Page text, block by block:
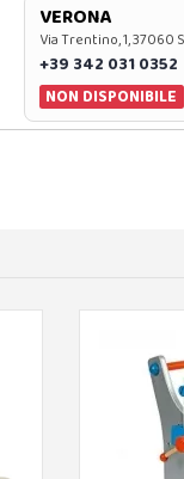
VERONA
Via Trentino, 1, 37060
+39 342 031 0352
NON DISPONIBILE